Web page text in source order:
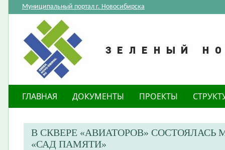
Муниципальный портал г. Новосибирска
ГЛАВНАЯ ДОКУМЕНТЫ ПРОЕКТЫ
В СКВЕРЕ «АВИАТОРОВ»
«САД ПАМЯТИ»